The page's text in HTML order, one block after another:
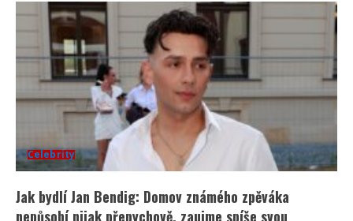
Celebrity
Jak bydlí Jan Bendig: Domov známého zpěváka
nepůsobí nijak přepychově, zaujme spíše svou